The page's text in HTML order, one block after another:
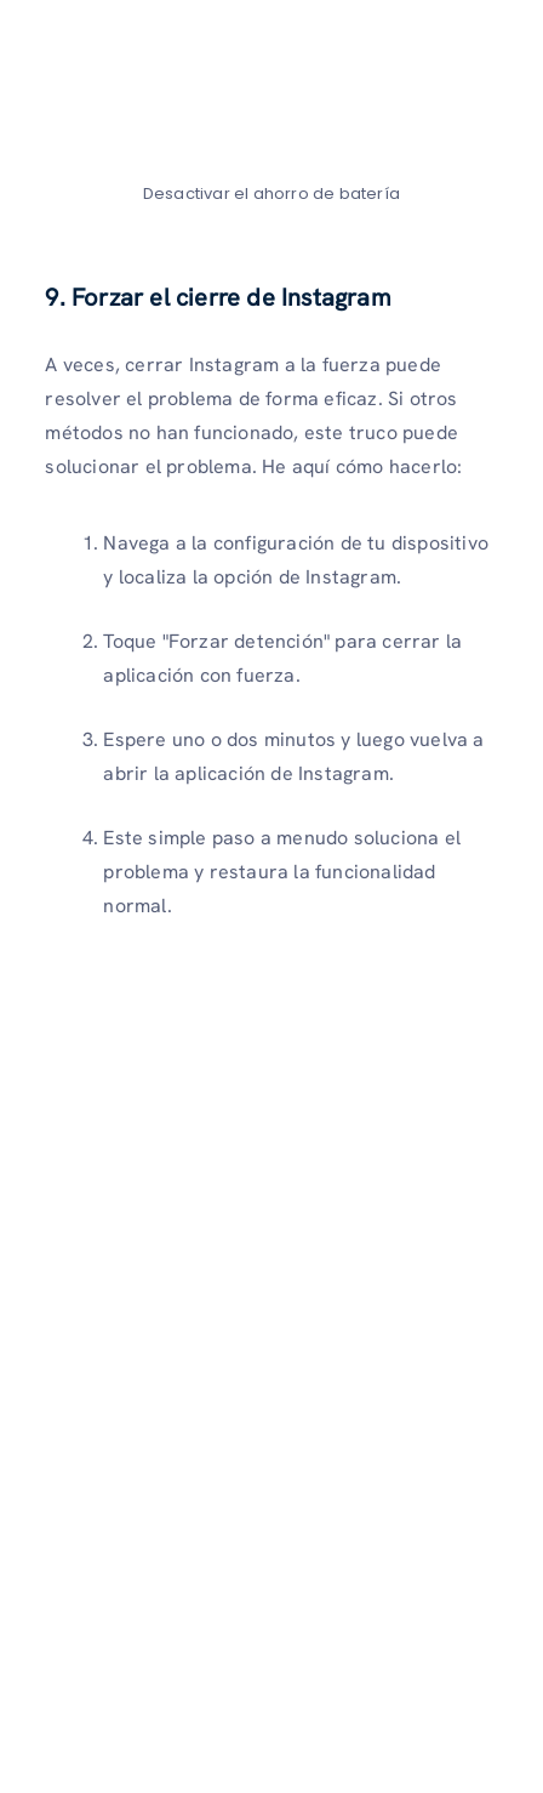
Desactivar el ahorro de batería
9. Forzar el cierre de Instagram
A veces, cerrar Instagram a la fuerza puede
resolver el problema de forma eficaz. Si otros
métodos no han funcionado, este truco puede
solucionar el problema. He aquí cómo hacerlo:
Navega a la configuración de tu dispositivo
y localiza la opción de Instagram.
Toque "Forzar detención" para cerrar la
aplicación con fuerza.
Espere uno o dos minutos y luego vuelva a
abrir la aplicación de Instagram.
Este simple paso a menudo soluciona el
problema y restaura la funcionalidad
normal.